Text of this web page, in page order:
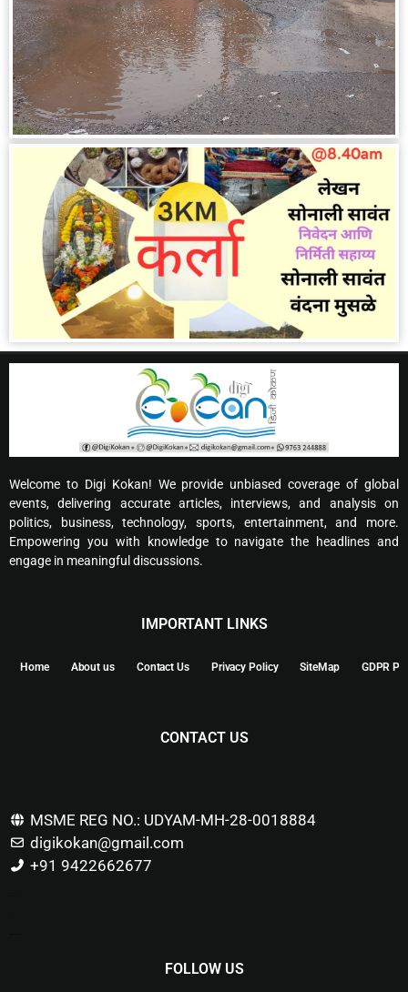
Welcome to Digi Kokan! We provide unbiased coverage of global
events, delivering accurate articles, interviews, and analysis on
politics, business, technology, sports, entertainment, and more.
Empowering you with knowledge to navigate the headlines and
engage in meaningful discussions.
IMPORTANT LINKS
Home About us Contact Us Privacy Policy SiteMap GDPR
CONTACT US
MSME REG NO.: UDYAM-MH-28-0018884
digikokan@gmail.com
+91 9422662677
FOLLOW US